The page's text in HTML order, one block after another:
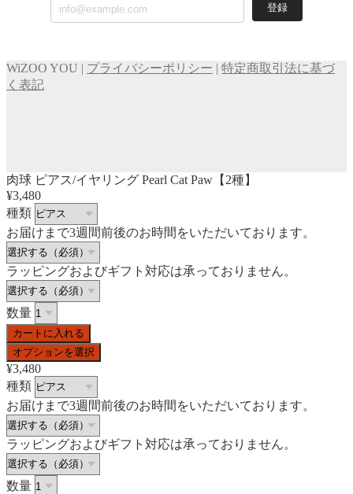
登録
WiZOO YOU | プライバシーポリシー | 特定商取引法に基づ
く表記
肉球 ピアス/イヤリング Pearl Cat Paw【2種】
¥3,480
種類
お届けまで3週間前後のお時間をいただいております。
ラッピングおよびギフト対応は承っておりません。
数量
カートに入れる
オプションを選択
¥3,480
種類
お届けまで3週間前後のお時間をいただいております。
ラッピングおよびギフト対応は承っておりません。
数量